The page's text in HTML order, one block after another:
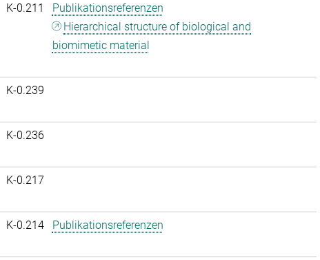
K-0.211
Publikationsreferenzen
Hierarchical structure of biological and
biomimetic material
K-0.239
K-0.236
K-0.217
K-0.214 Publikationsreferenzen